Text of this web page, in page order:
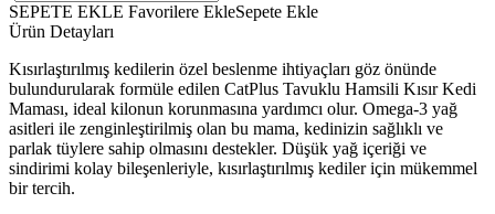
SEPETE EKLE Favorilere EkleSepete Ekle
Ürün Detayları
Kısırlaştırılmış kedilerin özel beslenme ihtiyaçları göz önünde
bulundurularak formüle edilen CatPlus Tavuklu Hamsili Kısır Kedi
Maması, ideal kilonun korunmasına yardımcı olur. Omega-3 yağ
asitleri ile zenginleştirilmiş olan bu mama, kedinizin sağlıklı ve
parlak tüylere sahip olmasını destekler. Düşük yağ içeriği ve
sindirimi kolay bileşenleriyle, kısırlaştırılmış kediler için mükemmel
bir tercih.